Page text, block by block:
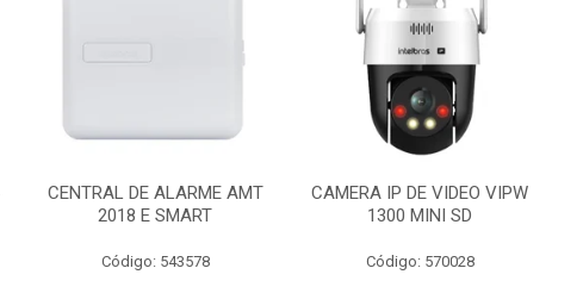
CENTRAL DE ALARME AMT
2018 E SMART
Código: 543578
CAMERA IP DE VIDEO VIPW
1300 MINI SD
Código: 570028